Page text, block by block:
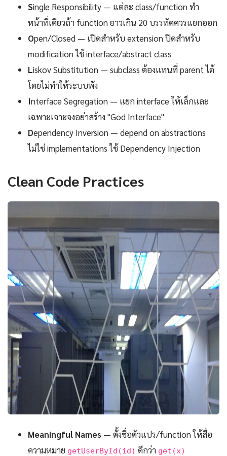
Single Responsibility — แต่ละ class/function ทำ
หน้าที่เดียวถ้า function ยาวเกิน 20 บรรทัดควรแยกออก
Open/Closed — เปิดสำหรับ extension ปิดสำหรับ
modification ใช้ interface/abstract class
Liskov Substitution — subclass ต้องแทนที่ parent ได้
โดยไม่ทำให้ระบบพัง
Interface Segregation — แยก interface ให้เล็กและ
เฉพาะเจาะจงอย่าสร้าง "God Interface"
Dependency Inversion — depend on abstractions
ไม่ใช่ implementations ใช้ Dependency Injection
Clean Code Practices
Meaningful Names — ตั้งชื่อตัวแปร/function ให้สื่อ
ความหมาย getUserById(id) ดีกว่า get(x)